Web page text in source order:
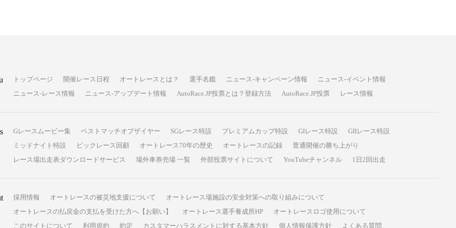
トップページ 開催レース日程 オートレースとは？ 選手名鑑 ニュース-キャンペーン情報
ニュース-イベント情報
ニュース-レース情報
ニュース-アップデート情報 AutoRace.JP投票とは？登録方法 AutoRace.JP投票 レース情報
Gレースムービー集 ベストマッチオブザイヤー SGレース特設 プレミアムカップ特設 GIレース特設
GIIレース特設
ミッドナイト特設
ビックレース回顧 オートレース70年の歴史 オートレースの記録
普通開催の勝ち上がり
レース場出走表ダウンロードサービス
場外車券売場 一覧 外部投票サイトについて YouTubeチャンネル 1日2回出走
採用情報 オートレースの被災地支援について
オートレース場施設の安全対策への取り組みについて
オートレースの払戻金の支払を受けた方へ【お願い】
オートレース選手養成所HP
オートレースロゴ使用について
このサイトについて
利用規約 約定 カスタマーハラスメントに対する基本方針 個人情報保護方針 よくある質問